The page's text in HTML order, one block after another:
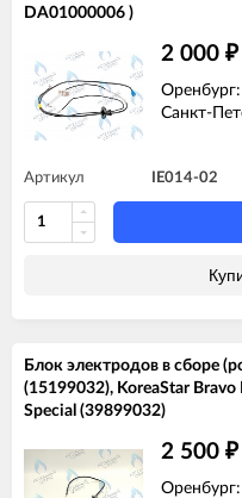
DA01000006 )
2 000 ₽
Оренбург:
Санкт-
Артикул IE014-02
Блок электродов в сборе
(15199032), KoreaStar
Special (39899032)
2 500 ₽
Оренбург: